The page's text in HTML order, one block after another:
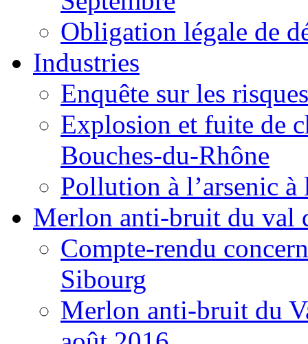
Obligation légale de
Industries
Enquête sur les
Explosion et fuite de
Bouches-du-Rhône
Pollution à l’arsenic à
Merlon anti-bruit du val
Compte-rendu
Sibourg
Merlon anti-bruit du